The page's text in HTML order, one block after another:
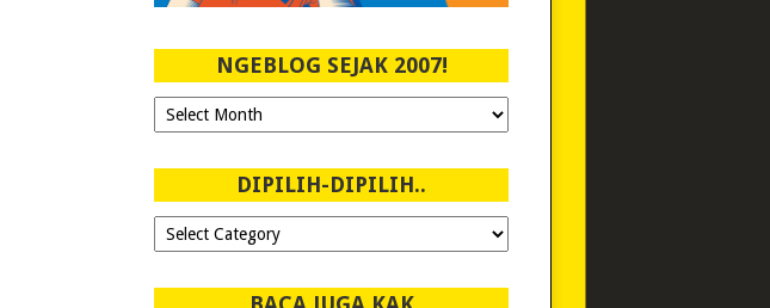
NGEBLOG SEJAK 2007!
Ngeblog
Sejak
DIPILIH-DIPILIH..
Dipilih-
dipilih..